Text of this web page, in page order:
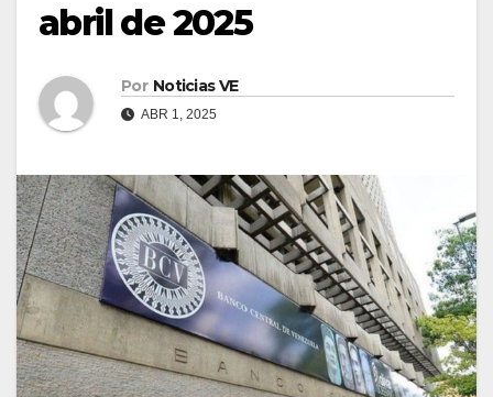
abril de 2025
Por Noticias VE
ABR 1, 2025